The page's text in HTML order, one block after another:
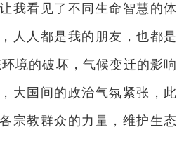
我看见了不同生命智慧的体
人人都是我的朋友，也都是
境的破坏，气候变迁的影响
大国间的政治气氛紧张，此
宗教群众的力量，维护生态